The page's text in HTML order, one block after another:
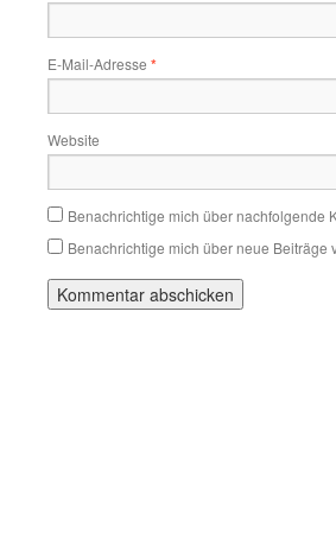
E-Mail-Adresse *
Website
Benachrichtige mich über nachfolgende
Benachrichtige mich über neue Beiträge